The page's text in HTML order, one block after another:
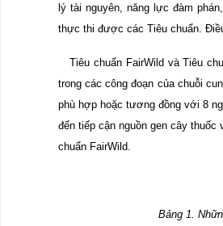
lý tài nguyên, năng lực đàm
thực thi được các Tiêu chuẩn.
Tiêu chuẩn FairWild và Tiêu
trong các công đoạn của chuỗi
phù hợp hoặc tương đồng với 8
đến tiếp cận nguồn gen cây
chuẩn FairWild.
Bảng 1.